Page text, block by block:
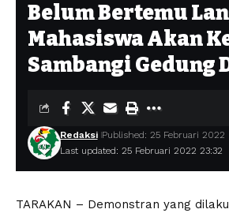
Belum Bertemu
Mahasiswa Akan
Sambangi Gedung
Last updated: 25 Februari 2022 23:32
Redaksi Published: 25 Februari 2022
TARAKAN – Demonstran yang